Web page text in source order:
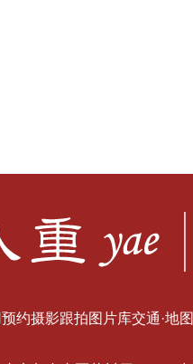
预约摄影跟拍图片库交通·地图